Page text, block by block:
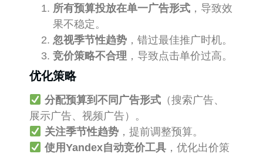
所有预算投放在单一广告形式 ，导致效
果不稳定。
忽视季节性趋势 ，错过最佳推广时机。
竞价策略不合理 ，导致点击单价过高。
优化策略
分配预算到不同广告形式（搜索广告、
展示广告、视频广告）。
关注季节性趋势，提前调整预算。
使用Yandex自动竞价工具，优化出价策